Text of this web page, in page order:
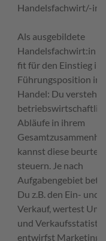
Handelsfachwirt/-in
Als ausgebildete
Handelsfachwirt:in
fit für den Einstieg in
Führungsposition im
Handel: Du verstehst
Abläufe in ihrem
kannst diese
steuern. Je nach
Aufgabengebiet
Du z.B. den Ein- und
Verkauf, wertest
und
entwirfst Marketing-